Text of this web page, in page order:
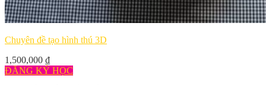
Chuyên đề tạo hình thú 3D
1,500,000 ₫
ĐĂNG KÝ HỌC